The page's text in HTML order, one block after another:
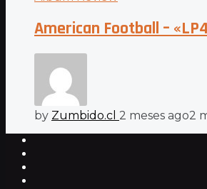
American Football –
by Zumbido.cl 2 meses ago2